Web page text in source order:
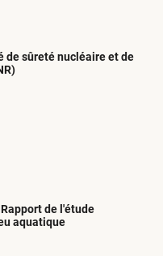
de sûreté nucléaire et de
de l'étude
aquatique